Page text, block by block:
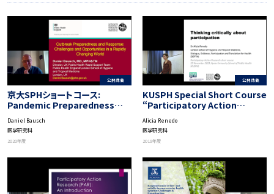
公開講義
京大SPHショートコース:
Pandemic Preparedness
Health Rapid Support Team
Daniel Bausch
医学研究科
2020年度
公開講義
KUSPH Special Short Course
“Participatory Action
Strategies of PAR
Alicia Renedo
医学研究科
2019年度